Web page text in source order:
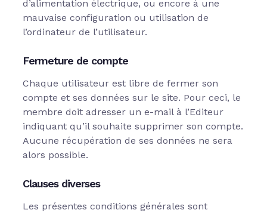
d’alimentation électrique, ou encore à une
mauvaise configuration ou utilisation de
l’ordinateur de l’utilisateur.
Fermeture de compte
Chaque utilisateur est libre de fermer son
compte et ses données sur le site. Pour ceci, le
membre doit adresser un e-mail à l’Editeur
indiquant qu’il souhaite supprimer son compte.
Aucune récupération de ses données ne sera
alors possible.
Clauses diverses
Les présentes conditions générales sont